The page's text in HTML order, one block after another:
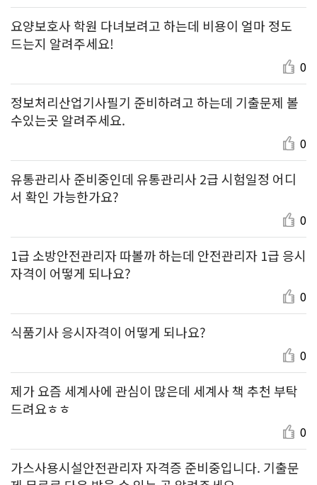
요양보호사 학원 다녀보려고 하는데 비용이 얼마 정도
드는지 알려주세요!
0
정보처리산업기사필기 준비하려고 하는데 기출문제 볼
수있는곳 알려주세요.
0
유통관리사 준비중인데 유통관리사 2급 시험일정 어디
서 확인 가능한가요?
0
1급 소방안전관리자 따볼까 하는데 안전관리자 1급 응시
자격이 어떻게 되나요?
0
식품기사 응시자격이 어떻게 되나요?
0
제가 요즘 세계사에 관심이 많은데 세계사 책 추천 부탁
드려요ㅎㅎ
0
가스사용시설안전관리자 자격증 준비중입니다. 기출문